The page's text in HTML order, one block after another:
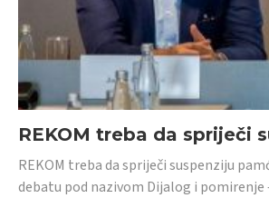
REKOM treba da spriječi
REKOM treba da spriječi suspenziju
debatu pod nazivom Dijalog i